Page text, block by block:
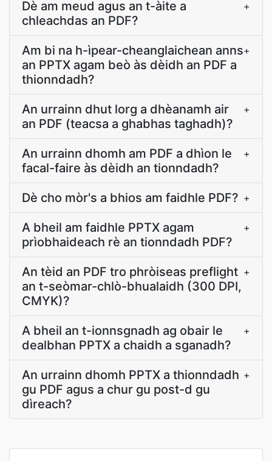
Dè am meud agus an t-àite a
chleachdas an PDF?
+
Am bi na h-ìpear-cheanglaichean anns
an PPTX agam beò às dèidh an PDF a
thionndadh?
+
An urrainn dhut lorg a dhèanamh air
an PDF (teacsa a ghabhas taghadh)?
+
An urrainn dhomh am PDF a dhìon le
facal-faire às dèidh an tionndadh?
+
Dè cho mòr's a bhios am faidhle PDF? +
A bheil am faidhle PPTX agam
prìobhaideach rè an tionndadh PDF?
+
An tèid an PDF tro phròiseas preflight
an t-seòmar-chlò-bhualaidh (300 DPI,
CMYK)?
+
A bheil an t-ionnsgnadh ag obair le
dealbhan PPTX a chaidh a sganadh?
+
An urrainn dhomh PPTX a thionndadh
gu PDF agus a chur gu post-d gu
dìreach?
+